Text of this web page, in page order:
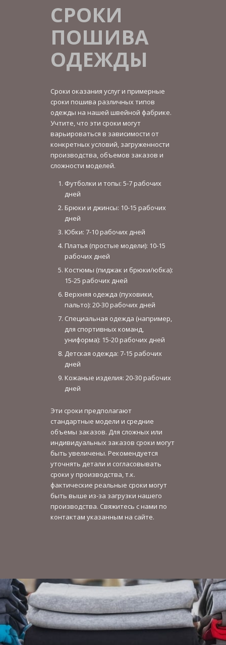
СРОКИ
ПОШИВА
ОДЕЖДЫ
Сроки оказания услуг и примерные
сроки пошива различных типов
одежды на нашей швейной фабрике.
Учтите, что эти сроки могут
варьироваться в зависимости от
конкретных условий, загруженности
производства, объемов заказов и
сложности моделей.
Футболки и топы: 5-7 рабочих
дней
Брюки и джинсы: 10-15 рабочих
дней
Юбки: 7-10 рабочих дней
Платья (простые модели): 10-15
рабочих дней
Костюмы (пиджак и брюки/юбка):
15-25 рабочих дней
Верхняя одежда (пуховики,
пальто): 20-30 рабочих дней
Специальная одежда (например,
для спортивных команд,
униформа): 15-20 рабочих дней
Детская одежда: 7-15 рабочих
дней
Кожаные изделия: 20-30 рабочих
дней
Эти сроки предполагают
стандартные модели и средние
объемы заказов. Для сложных или
индивидуальных заказов сроки могут
быть увеличены. Рекомендуется
уточнять детали и согласовывать
сроки у производства, т.к.
фактические реальные сроки могут
быть выше из-за загрузки нашего
производства. Свяжитесь с нами по
контактам указанным на сайте.